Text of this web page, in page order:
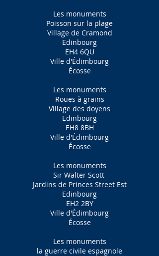
Les monuments
Poisson sur la plage
Village de Cramond
Edinbourg
EH4 6QU
Ville d'Édimbourg
Écosse
Les monuments
Roues à grains
Village des doyens
Edinbourg
EH8 8BH
Ville d'Édimbourg
Écosse
Les monuments
Sir Walter Scott
Jardins de Princes Street Est
Edinbourg
EH2 2BY
Ville d'Édimbourg
Écosse
Les monuments
la guerre civile espagnole